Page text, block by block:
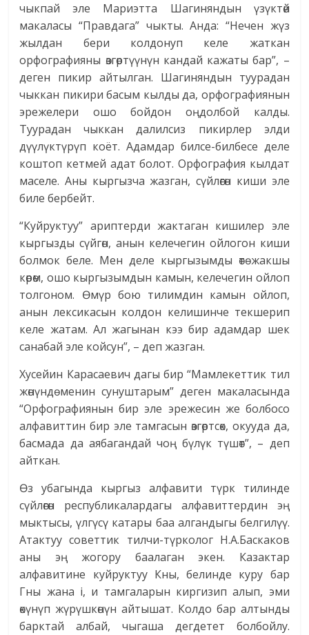
чыкпай эле Мариэтта Шагиняндын үзүктөй
макаласы “Правдага” чыкты. Анда: “Нечен жүз
жылдан бери колдонуп келе жаткан
орфографияны өзгөртүүнүн кандай кажаты бар”, –
деген пикир айтылган. Шагиняндын туурадан
чыккан пикири басым кылды да, орфографиянын
эрежелери ошо бойдон оңдолбой калды.
Туурадан чыккан далилсиз пикирлер элди
дүүлүктүрүп коёт. Адамдар билсе-билбесе деле
коштоп кетмей адат болот. Орфография кылдат
маселе. Аны кыргызча жазган, сүйлөгөн киши эле
биле бербейт.
“Куйруктуу” ариптерди жактаган кишилер эле
кыргызды сүйгөн, анын келечегин ойлогон киши
болмок беле. Мен деле кыргызымды өтө жакшы
көрөм, ошо кыргызымдын камын, келечегин ойлоп
толгоном. Өмүр бою тилимдин камын ойлоп,
анын лексикасын колдон келишинче текшерип
келе жатам. Ал жагынан кээ бир адамдар шек
санабай эле койсун”, – деп жазган.
Хусейин Карасаевич дагы бир “Мамлекеттик тил
жөнүндө менин сунуштарым” деген макаласында
“Орфографиянын бир эле эрежесин же болбосо
алфавиттин бир эле тамгасын өзгөртсөк, окууда да,
басмада да аябагандай чоң бүлүк түшөт”, – деп
айткан.
Өз убагында кыргыз алфавити түрк тилинде
сүйлөгөн республикалардагы алфавиттердин эң
мыктысы, үлгүсү катары баа алгандыгы белгилүү.
Атактуу советтик тилчи-түрколог Н.А.Баскаков
аны эң жогору баалаган экен. Казактар
алфавитине куйруктуу Кны, белинде куру бар
Гны жана i, и тамгаларын киргизип алып, эми
өкүнүп жүрүшкөнүн айтышат. Колдо бар алтынды
барктай албай, чыгаша дегдетет болбойлу.